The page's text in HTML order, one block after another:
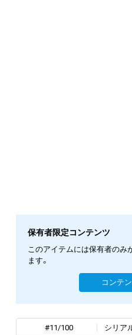
保有者限定コンテンツ
このアイテムには保有者のみ
ます。
コンテ
#11/100 シリア